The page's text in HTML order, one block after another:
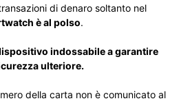
di denaro soltanto nel
è al polso.
indossabile a garantire
ulteriore.
della carta non è comunicato al